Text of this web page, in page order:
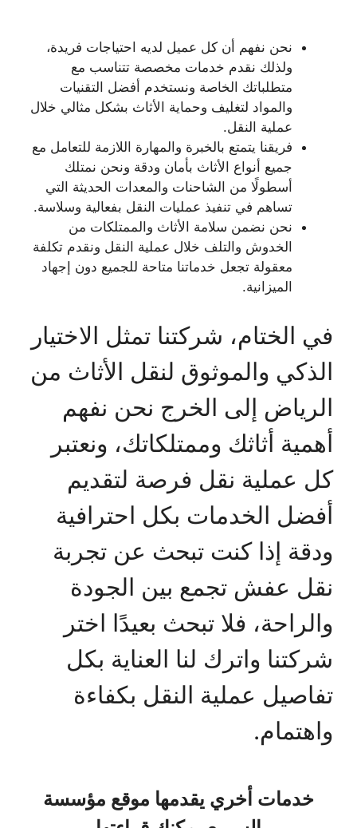
نحن نفهم أن كل عميل لديه احتياجات فريدة،
ولذلك نقدم خدمات مخصصة تتناسب مع
متطلباتك الخاصة ونستخدم أفضل التقنيات
والمواد لتغليف وحماية الأثاث بشكل مثالي خلال
عملية النقل.
فريقنا يتمتع بالخبرة والمهارة اللازمة للتعامل مع
جميع أنواع الأثاث بأمان ودقة ونحن نمتلك
أسطولًا من الشاحنات والمعدات الحديثة التي
تساهم في تنفيذ عمليات النقل بفعالية وسلاسة.
نحن نضمن سلامة الأثاث والممتلكات من
الخدوش والتلف خلال عملية النقل ونقدم تكلفة
معقولة تجعل خدماتنا متاحة للجميع دون إجهاد
الميزانية.
في الختام، شركتنا تمثل الاختيار
الذكي والموثوق لنقل الأثاث من
الرياض إلى الخرج نحن نفهم
أهمية أثاثك وممتلكاتك، ونعتبر
كل عملية نقل فرصة لتقديم
أفضل الخدمات بكل احترافية
ودقة إذا كنت تبحث عن تجربة
نقل عفش تجمع بين الجودة
والراحة، فلا تبحث بعيدًا اختر
شركتنا واترك لنا العناية بكل
تفاصيل عملية النقل بكفاءة
واهتمام.
خدمات أخري يقدمها موقع مؤسسة